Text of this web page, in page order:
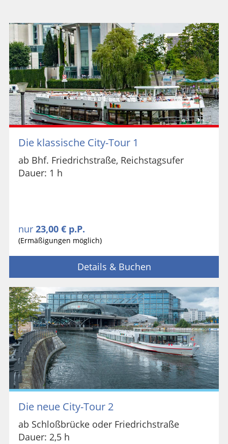
Die klassische City-Tour 1
ab Bhf. Friedrichstraße, Reichstagsufer
Dauer: 1 h
nur 23,00 € p.P.
(Ermäßigungen möglich)
Details & Buchen
Die neue City-Tour 2
ab Schloßbrücke oder Friedrichstraße
Dauer: 2,5 h